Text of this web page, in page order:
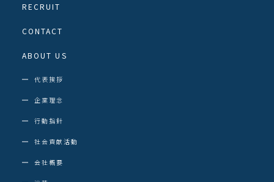
RECRUIT
CONTACT
ABOUT US
代表挨拶
企業理念
行動指針
社会貢献活動
会社概要